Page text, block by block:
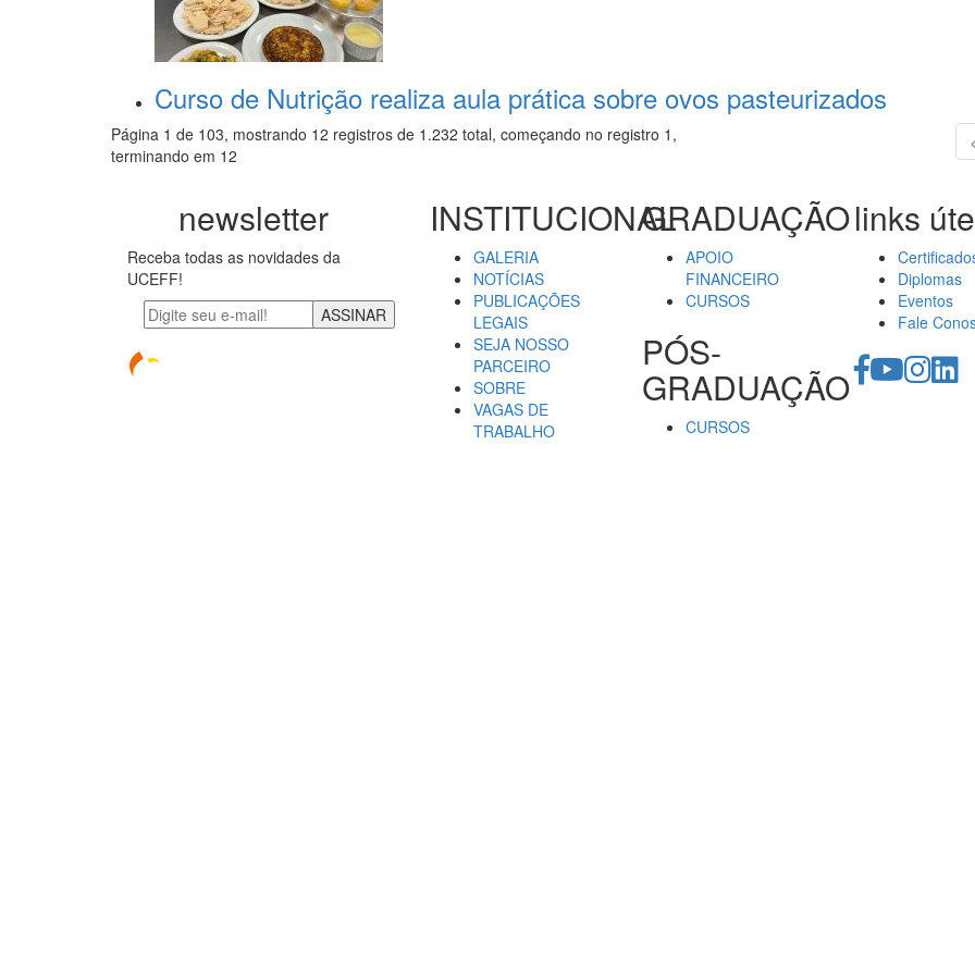
Curso de Nutrição realiza aula prática sobre ovos pasteurizados
Página 1 de 103, mostrando 12 registros de 1.232 total, começando no registro 1,
terminando em 12
newsletter
Receba todas as novidades da
UCEFF!
ASSINAR
INSTITUCIONAL
GALERIA
NOTÍCIAS
PUBLICAÇÕES
LEGAIS
SEJA NOSSO
PARCEIRO
SOBRE
VAGAS DE
TRABALHO
GRADUAÇÃO
APOIO
FINANCEIRO
CURSOS
PÓS-
GRADUAÇÃO
CURSOS
links
Diplomas
Eventos
Fale